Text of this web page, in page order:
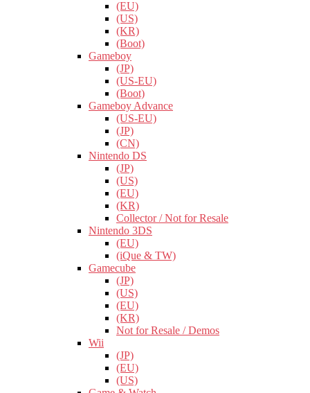
(EU)
(US)
(KR)
(Boot)
Gameboy
(JP)
(US-EU)
(Boot)
Gameboy Advance
(US-EU)
(JP)
(CN)
Nintendo DS
(JP)
(US)
(EU)
(KR)
Collector / Not for Resale
Nintendo 3DS
(EU)
(iQue & TW)
Gamecube
(JP)
(US)
(EU)
(KR)
Not for Resale / Demos
Wii
(JP)
(EU)
(US)